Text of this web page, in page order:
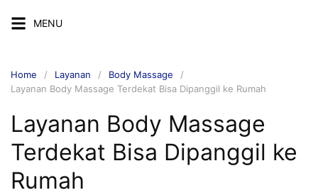
MENU
Home Layanan
Body Massage
Layanan Body Massage Terdekat Bisa Dipanggil ke Rumah
Layanan Body Massage
Terdekat Bisa Dipanggil ke
Rumah